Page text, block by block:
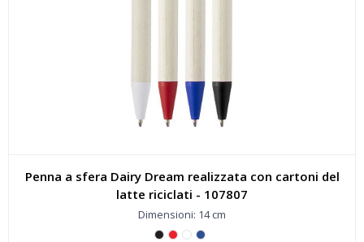
Penna a sfera Dairy Dream realizzata con cartoni del
latte riciclati - 107807
Dimensioni: 14 cm